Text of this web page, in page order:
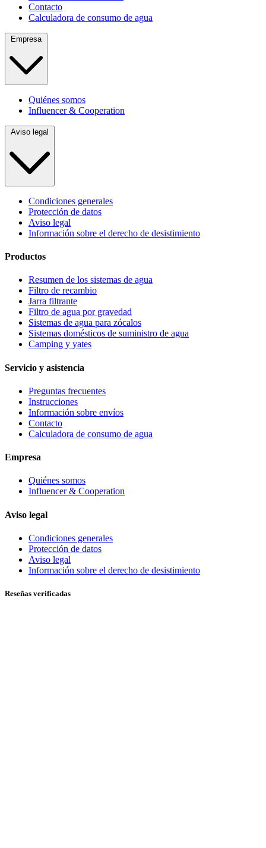
Contacto
Calculadora de consumo de agua
Empresa
Quiénes somos
Influencer & Cooperation
Aviso legal
Condiciones generales
Protección de datos
Aviso legal
Información sobre el derecho de desistimiento
Productos
Resumen de los sistemas de agua
Filtro de recambio
Jarra filtrante
Filtro de agua por gravedad
Sistemas de agua para zócalos
Sistemas domésticos de suministro de agua
Camping y yates
Servicio y asistencia
Preguntas frecuentes
Instrucciones
Información sobre envíos
Contacto
Calculadora de consumo de agua
Empresa
Quiénes somos
Influencer & Cooperation
Aviso legal
Condiciones generales
Protección de datos
Aviso legal
Información sobre el derecho de desistimiento
Reseñas verificadas